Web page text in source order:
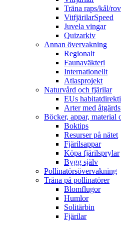
Träna raps/kål/rov
VitfjärilarSpeed
Juvela vingar
Quizarkiv
Annan övervakning
Regionalt
Faunaväkteri
Internationellt
Atlasprojekt
Naturvård och fjärilar
EUs
Arter med
Böcker, appar, material
Boktips
Resurser på nätet
Fjärilsappar
Köpa fjärilsprylar
Bygg själv
Pollinatörsövervakning
Träna på pollinatörer
Blomflugor
Humlor
Solitärbin
Fjärilar